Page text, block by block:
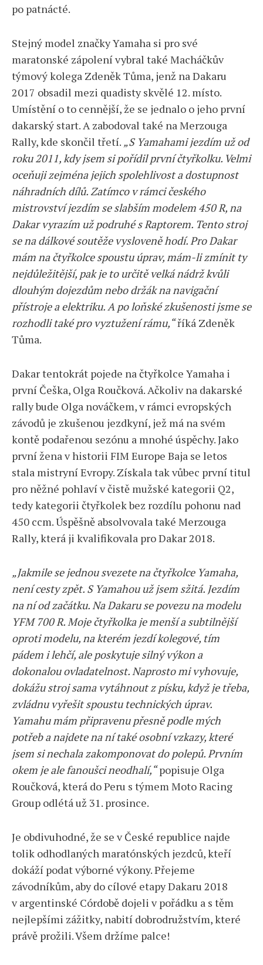
po patnácté.
Stejný model značky Yamaha si pro své
maratonské zápolení vybral také Macháčkův
týmový kolega Zdeněk Tůma, jenž na Dakaru
2017 obsadil mezi quadisty skvělé 12. místo.
Umístění o to cennější, že se jednalo o jeho první
dakarský start. A zabodoval také na Merzouga
Rally, kde skončil třetí. „S Yamahami jezdím už od
roku 2011, kdy jsem si pořídil první čtyřkolku. Velmi
oceňuji zejména jejich spolehlivost a dostupnost
náhradních dílů. Zatímco v rámci českého
mistrovství jezdím se slabším modelem 450 R, na
Dakar vyrazím už podruhé s Raptorem. Tento stroj
se na dálkové soutěže vysloveně hodí. Pro Dakar
mám na čtyřkolce spoustu úprav, mám-li zmínit ty
nejdůležitější, pak je to určitě velká nádrž kvůli
dlouhým dojezdům nebo držák na navigační
přístroje a elektriku. A po loňské zkušenosti jsme se
rozhodli také pro vyztužení rámu,“říká Zdeněk
Tůma.
Dakar tentokrát pojede na čtyřkolce Yamaha i
první Češka, Olga Roučková. Ačkoliv na dakarské
rally bude Olga nováčkem, v rámci evropských
závodů je zkušenou jezdkyní, jež má na svém
kontě podařenou sezónu a mnohé úspěchy. Jako
první žena v historii FIM Europe Baja se letos
stala mistryní Evropy. Získala tak vůbec první titul
pro něžné pohlaví v čistě mužské kategorii Q2,
tedy kategorii čtyřkolek bez rozdílu pohonu nad
450 ccm. Úspěšně absolvovala také Merzouga
Rally, která ji kvalifikovala pro Dakar 2018.
„Jakmile se jednou svezete na čtyřkolce Yamaha,
není cesty zpět. S Yamahou už jsem sžitá. Jezdím
na ní od začátku. Na Dakaru se povezu na modelu
YFM 700 R. Moje čtyřkolka je menší a subtilnější
oproti modelu, na kterém jezdí kolegové, tím
pádem i lehčí, ale poskytuje silný výkon a
dokonalou ovladatelnost. Naprosto mi vyhovuje,
dokážu stroj sama vytáhnout z písku, když je třeba,
zvládnu vyřešit spoustu technických úprav.
Yamahu mám připravenu přesně podle mých
potřeb a najdete na ní také osobní vzkazy, které
jsem si nechala zakomponovat do polepů. Prvním
okem je ale fanoušci neodhalí,“popisuje Olga
Roučková, která do Peru s týmem Moto Racing
Group odlétá už 31. prosince.
Je obdivuhodné, že se v České republice najde
tolik odhodlaných maratónských jezdců, kteří
dokáží podat výborné výkony. Přejeme
závodníkům, aby do cílové etapy Dakaru 2018
v argentinské Córdobě dojeli v pořádku a s těm
nejlepšími zážitky, nabití dobrodružstvím, které
právě prožili. Všem držíme palce!